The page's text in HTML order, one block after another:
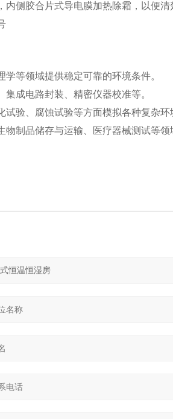
内侧胶合片式导电膜加热除霜，以便清
等领域提供稳定可靠的环境条件。
成电路封装、精密仪器校准等。
验、腐蚀试验等方面模拟各种复杂环
制品储存与运输、医疗器械测试等领